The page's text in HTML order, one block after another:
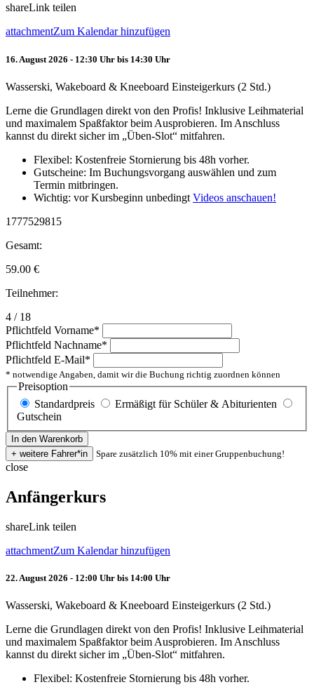
shareLink teilen
attachmentZum Kalendar hinzufügen
16. August 2026 - 12:30 Uhr bis 14:30 Uhr
Wasserski, Wakeboard & Kneeboard Einsteigerkurs (2 Std.)
Lerne die Grundlagen direkt von den Profis! Inklusive Leihmaterial
und maximalem Spaßfaktor beim Ausprobieren. Im Anschluss
kannst du direkt sicher im „Üben-Slot“ mitfahren.
Flexibel: Kostenfreie Stornierung bis 48h vorher.
Gutscheine: Im Buchungsvorgang auswählen und zum
Termin mitbringen.
Wichtig: vor Kursbeginn unbedingt Videos anschauen!
1777529815
Gesamt:
59.00 €
Teilnehmer:
4 / 18
Pflichtfeld Vorname*
Pflichtfeld Nachname*
Pflichtfeld E-Mail*
* notwendige Angaben, damit wir die Buchung richtig zuordnen können
Preisoption
Standardpreis
Ermäßigt für Schüler & Abiturienten
Gutschein
Spare zusätzlich 10% mit einer Gruppenbuchung!
close
Anfängerkurs
shareLink teilen
attachmentZum Kalendar hinzufügen
22. August 2026 - 12:00 Uhr bis 14:00 Uhr
Wasserski, Wakeboard & Kneeboard Einsteigerkurs (2 Std.)
Lerne die Grundlagen direkt von den Profis! Inklusive Leihmaterial
und maximalem Spaßfaktor beim Ausprobieren. Im Anschluss
kannst du direkt sicher im „Üben-Slot“ mitfahren.
Flexibel: Kostenfreie Stornierung bis 48h vorher.